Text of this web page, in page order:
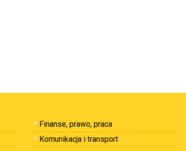
Finanse, prawo, praca
Komunikacja i transport